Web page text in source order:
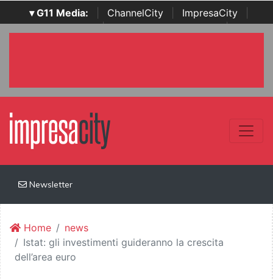
▾ G11 Media: ChannelCity ImpresaCity
SecurityOpenLab | Italian Channel Awards | Italian
Newsletter
Home
news
Istat: gli investimenti guideranno la crescita
dell’area euro